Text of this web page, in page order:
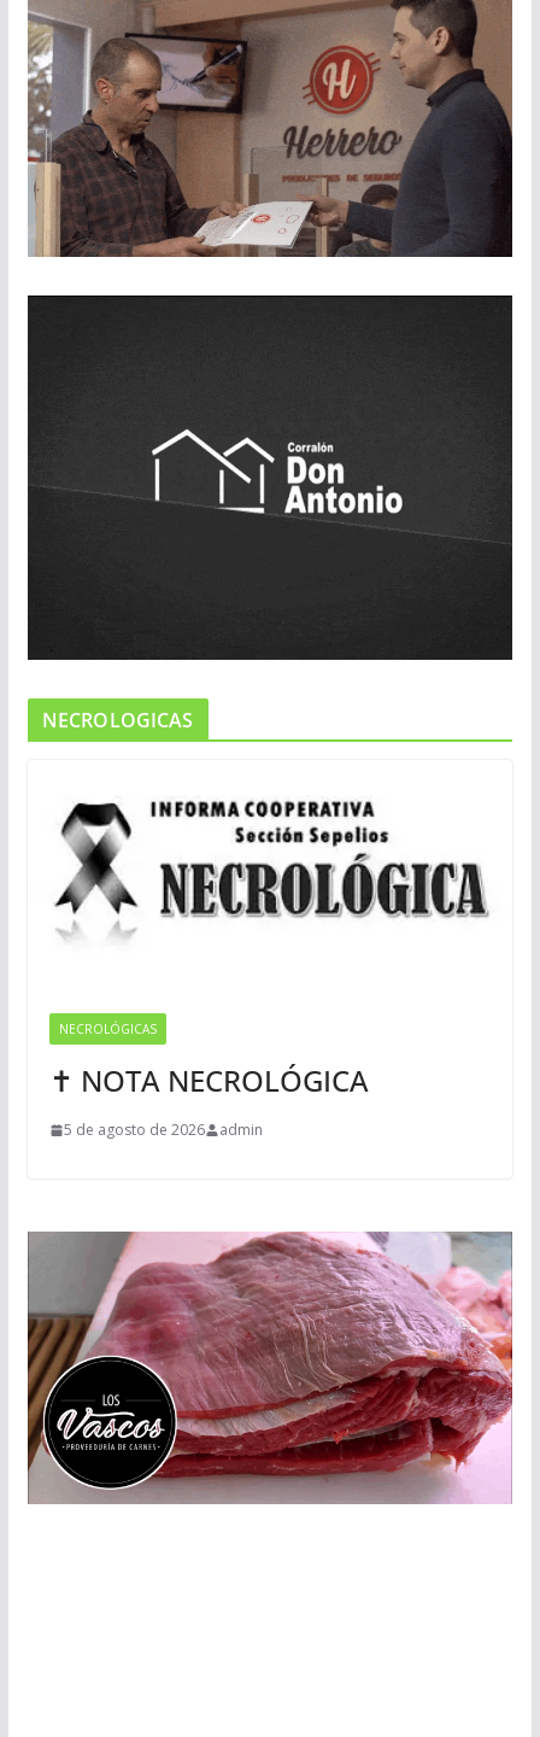
NECROLOGICAS
NECROLÓGICAS
✝ NOTA NECROLÓGICA
5 de agosto de 2026 admin